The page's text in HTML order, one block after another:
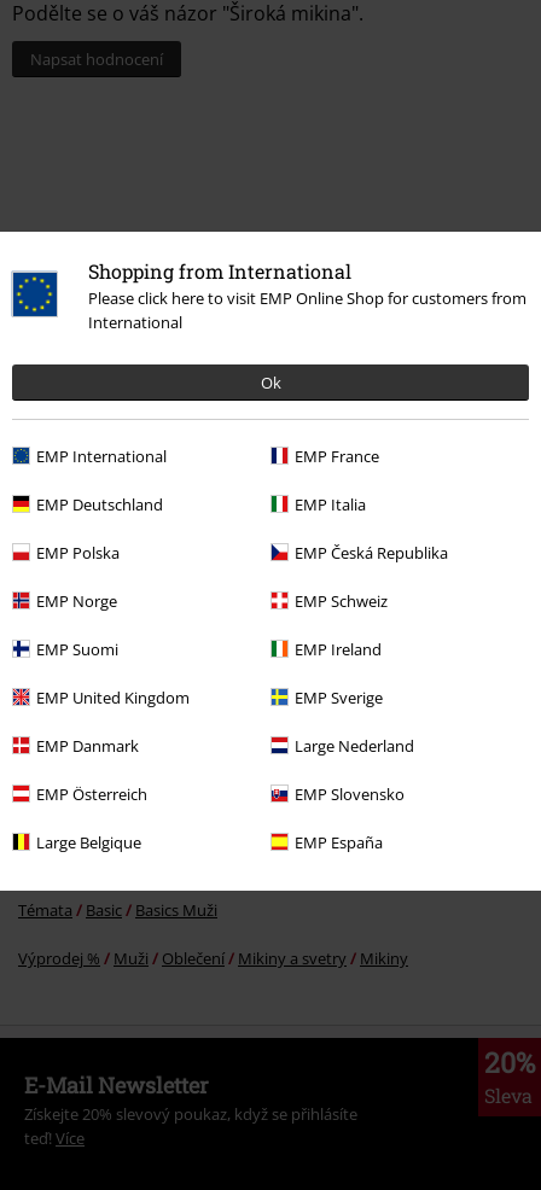
Shopping from International
Please click here to visit EMP Online Shop for customers from
International
Ok
EMP International EMP France
EMP Deutschland EMP Italia
EMP Polska EMP Česká Republika
EMP Norge EMP Schweiz
EMP Suomi EMP Ireland
EMP United Kingdom EMP Sverige
EMP Danmark Large Nederland
EMP Österreich EMP Slovensko
Large Belgique EMP España
Podělte se o váš názor "Široká mikina".
Napsat hodnocení
Naposledy navštívené
Témata Basic Basics Muži
Výprodej % Muži Oblečení Mikiny a svetry Mikiny
20%
Sleva
E-Mail Newsletter
Získejte 20% slevový poukaz, když se přihlásíte
teď! Více